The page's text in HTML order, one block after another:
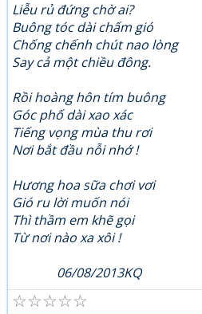
Liễu rủ đứng chờ ai?
Buông tóc dài chấm gió
Chống chếnh chút nao lòng
Say cả một chiều đông.
Rồi hoàng hôn tím buông
Góc phố dài xao xác
Tiếng vọng mùa thu rơi
Nơi bắt đầu nỗi nhớ !
Hương hoa sữa chơi vơi
Gió ru lời muốn nói
Thì thầm em khẽ gọi
Từ nơi nào xa xôi !
06/08/2013KQ
☆
☆
☆
☆
☆